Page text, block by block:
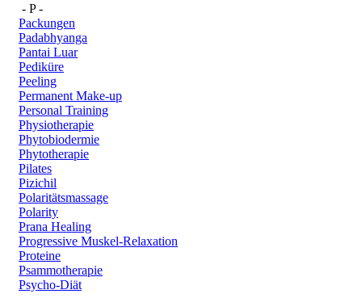
- P -
Packungen
Padabhyanga
Pantai Luar
Pediküre
Peeling
Permanent Make-up
Personal Training
Physiotherapie
Phytobiodermie
Phytotherapie
Pilates
Pizichil
Polaritätsmassage
Polarity
Prana Healing
Progressive Muskel-Relaxation
Proteine
Psammotherapie
Psycho-Diät